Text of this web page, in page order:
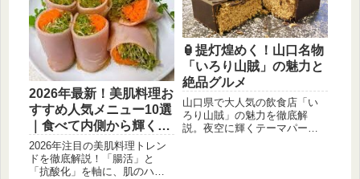
2026年最新！美肌料理お
すすめ人気メニュー10選
｜食べて内側から輝く最
新トレンド。
2026年注目の美肌料理トレン
ドを徹底解説！「腸活」と
「抗酸化」を軸に、肌のハリ
🏮提灯煌めく！山口名物
「いろり山賊」の魅力と
絶品グルメ
山口県で大人気の飲食店「い
ろり山賊」の魅力を徹底解
説。夜空に輝くテーマパーク